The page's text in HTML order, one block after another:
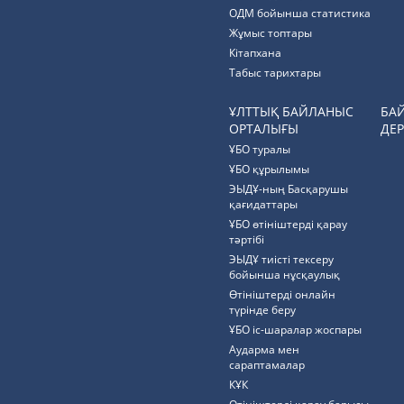
ОДМ бойынша статистика
Жұмыс топтары
Кітапхана
Табыс тарихтары
ҰЛТТЫҚ БАЙЛАНЫС
ОРТАЛЫҒЫ
ҰБО туралы
ҰБО құрылымы
ЭЫДҰ-ның Басқарушы
қағидаттары
ҰБО өтініштерді қарау
тәртібі
ЭЫДҰ тиісті тексеру
бойынша нұсқаулық
Өтініштерді онлайн
түрінде беру
ҰБО іс-шаралар жоспары
Аударма мен
сараптамалар
КҰК